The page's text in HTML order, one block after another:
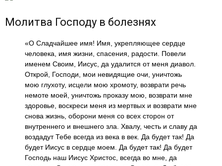
Молитва Господу в болезнях
«О Сладчайшее имя! Имя, укрепляющее сердце
человека, имя жизни, спасения, радости. Повели
именем Своим, Иисус, да удалится от меня диавол.
Открой, Господи, мои невидящие очи, уничтожь
мою глухоту, исцели мою хромоту, возврати речь
немоте моей, уничтожь проказу мою, возврати мне
здоровье, воскреси меня из мертвых и возврати мне
снова жизнь, оборони меня со всех сторон от
внутреннего и внешнего зла. Хвалу, честь и славу да
воздадут Тебе всегда из века в век. Да будет так! Да
будет Иисус в сердце моем. Да будет так! Да будет
Господь наш Иисус Христос, всегда во мне, да